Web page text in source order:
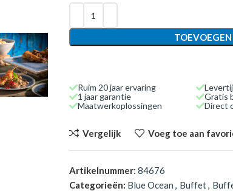
Ruim 20 jaar ervaring
1 jaar garantie
Maatwerkoplossingen
Gratis
Direct
Vergelijk Voeg toe aan
Artikelnummer: 84676
Categorieën: Blue Ocean , Buffet,